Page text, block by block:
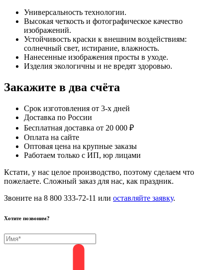
Универсальность технологии.
Высокая четкость и фотографическое качество
изображений.
Устойчивость краски к внешним воздействиям:
солнечный свет, истирание, влажность.
Нанесенные изображения просты в уходе.
Изделия экологичны и не вредят здоровью.
Закажите в два счёта
Срок изготовления от 3-х дней
Доставка по России
Бесплатная доставка от 20 000 ₽
Оплата на сайте
Оптовая цена на крупные заказы
Работаем только с ИП, юр лицами
Кстати, у нас целое производство, поэтому сделаем что
пожелаете. Сложный заказ для нас, как праздник.
Звоните на 8 800 333-72-11 или оставляйте заявку.
Хотите позвоним?